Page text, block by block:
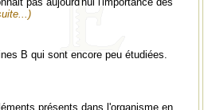
B qui sont encore peu étudiées.
présents dans l'organisme en